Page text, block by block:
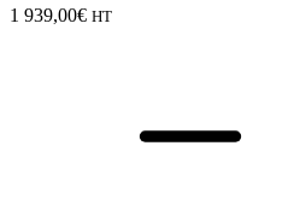
1 939,00€ HT